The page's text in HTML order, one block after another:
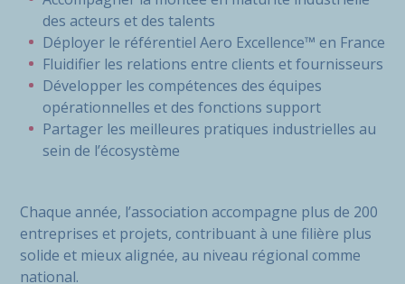
des acteurs et des talents
Déployer le référentiel Aero Excellence™ en France
Fluidifier les relations entre clients et fournisseurs
Développer les compétences des équipes
opérationnelles et des fonctions support
Partager les meilleures pratiques industrielles au
sein de l’écosystème
Chaque année, l’association accompagne plus de 200
entreprises et projets, contribuant à une filière plus
solide et mieux alignée, au niveau régional comme
national.